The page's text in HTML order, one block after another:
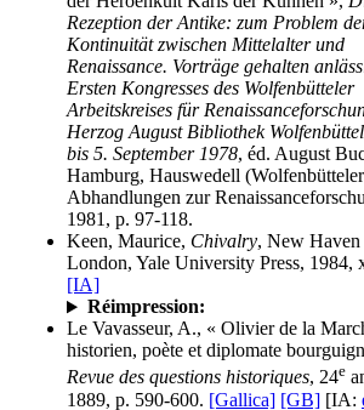
Rezeption der Antike: zum Problem
Kontinuität zwischen Mittelalter und
Renaissance. Vorträge gehalten
Ersten Kongresses des Wolfenbütteler
Arbeitskreises für
Herzog August Bibliothek
bis 5. September 1978, éd. August
Hamburg, Hauswedell (Wolfenbütteler
Abhandlungen zur
1981, p. 97-118.
Keen, Maurice, Chivalry, New Haven
London, Yale University Press, 1984,
[IA]
Réimpression:
Le Vavasseur, A., « Olivier de la
historien, poète et diplomate
Revue des questions historiques, 24e
1889, p. 590-600. [Gallica] [GB] [IA: